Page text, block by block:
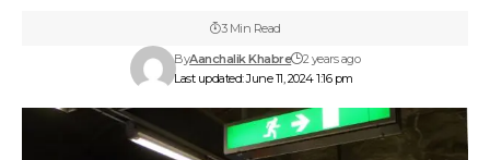
Last updated: June 11, 2024 1:16 pm
ByAanchalik Khabre 2 years ago
3 Min Read